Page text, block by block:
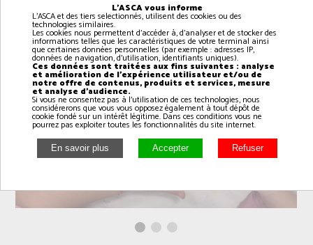
L'ASCA vous informe
L'ASCA et des tiers selectionnés, utilisent des cookies ou des
technologies similaires.
Les cookies nous permettent d'accéder à, d'analyser et de stocker des
informations telles que les caractéristiques de votre terminal ainsi
que certaines données personnelles (par exemple : adresses IP,
données de navigation, d'utilisation, identifiants uniques).
Ces données sont traitées aux fins suivantes : analyse
et amélioration de l'expérience utilisateur et/ou de
notre offre de contenus, produits et services, mesure
et analyse d'audience.
Si vous ne consentez pas à l'utilisation de ces technologies, nous
considérerons que vous vous opposez également à tout dépôt de
cookie fondé sur un intérêt légitime. Dans ces conditions vous ne
pourrez pas exploiter toutes les fonctionnalités du site internet.